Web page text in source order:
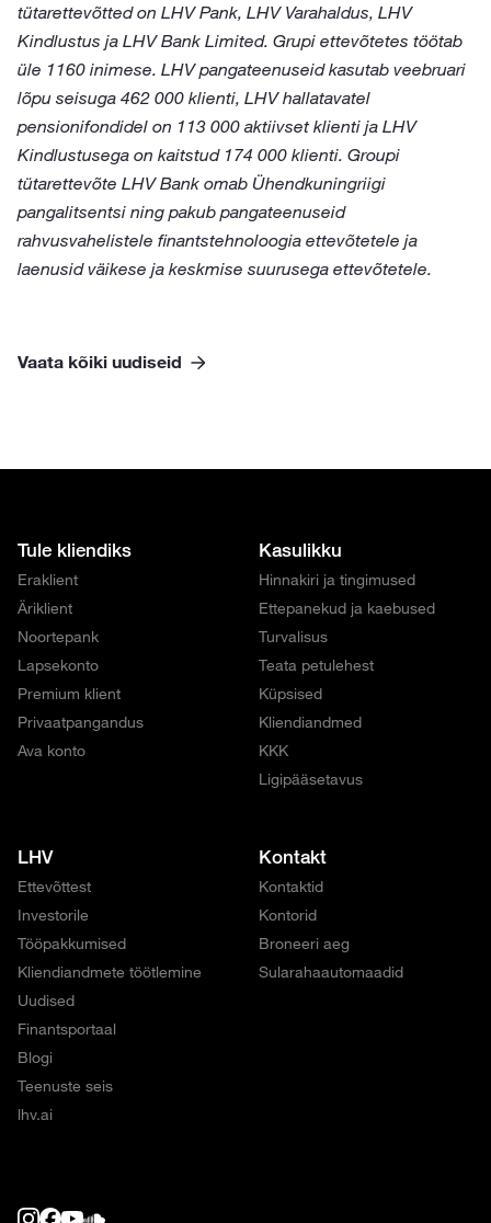
tütarettevõtted on LHV Pank, LHV Varahaldus, LHV
Kindlustus ja LHV Bank Limited. Grupi ettevõtetes töötab
üle 1160 inimese. LHV pangateenuseid kasutab veebruari
lõpu seisuga 462 000 klienti, LHV hallatavatel
pensionifondidel on 113 000 aktiivset klienti ja LHV
Kindlustusega on kaitstud 174 000 klienti. Groupi
tütarettevõte LHV Bank omab Ühendkuningriigi
pangalitsentsi ning pakub pangateenuseid
rahvusvahelistele finantstehnoloogia ettevõtetele ja
laenusid väikese ja keskmise suurusega ettevõtetele.
Vaata kõiki uudiseid
Tule kliendiks
Eraklient
Äriklient
Noortepank
Lapsekonto
Premium klient
Privaatpangandus
Ava konto
Kasulikku
Hinnakiri ja tingimused
Ettepanekud ja kaebused
Turvalisus
Teata petulehest
Küpsised
Kliendiandmed
KKK
Ligipääsetavus
LHV
Ettevõttest
Investorile
Tööpakkumised
Kliendiandmete töötlemine
Uudised
Finantsportaal
Blogi
Teenuste seis
lhv.ai
Kontakt
Kontaktid
Kontorid
Broneeri aeg
Sularahaautomaadid